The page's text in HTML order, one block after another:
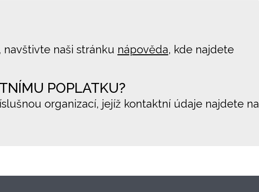
naši stránku nápověda, kde najdete
POPLATKU?
organizací, jejíž kontaktní údaje najdete na